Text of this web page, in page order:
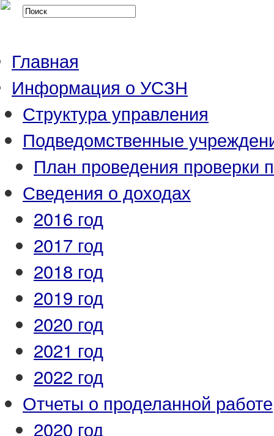
Главная
Информация о УСЗН
Структура управления
Подведомственные
План проведения проверки
Сведения о доходах
2016 год
2017 год
2018 год
2019 год
2020 год
2021 год
2022 год
Отчеты о проделанной работе
2020 год